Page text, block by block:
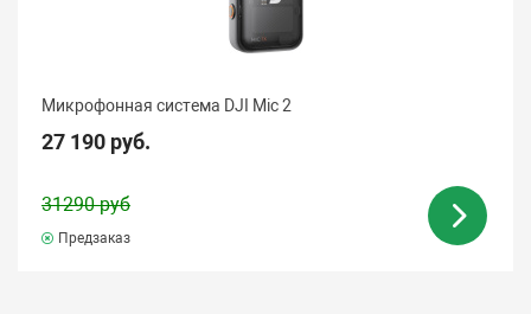
Микрофонная система DJI Mic 2
27 190 руб.
31290 руб
Предзаказ